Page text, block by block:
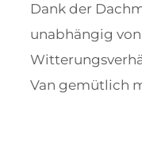
Dank der
unabhängig
Van gemütlich